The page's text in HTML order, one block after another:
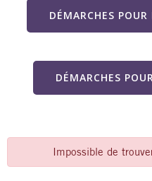
DÉMARCHES POUR
DÉMARCHES
Impossible de